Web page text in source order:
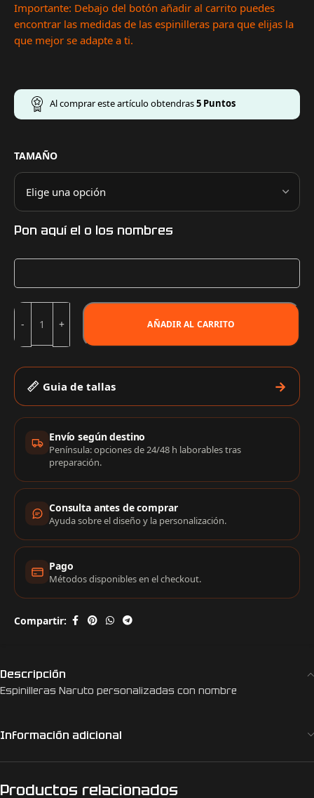
Importante: Debajo del botón añadir al carrito puedes
encontrar las medidas de las espinilleras para que elijas la
que mejor se adapte a ti.
Al comprar este artículo obtendras5 Puntos
TAMAÑO
Pon aquí el o los nombres
AÑADIR AL CARRITO
Guia de tallas
Información de compra
Envío según destino
Península: opciones de 24/48 h laborables tras
preparación.
Consulta antes de comprar
Ayuda sobre el diseño y la personalización.
Pago
Métodos disponibles en el checkout.
Compartir:
Descripción
Espinilleras Naruto personalizadas con nombre
Información adicional
Productos relacionados